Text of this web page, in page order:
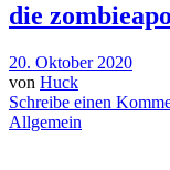
die
20. Oktober 2020
von Huck
Schreibe einen
Allgemein